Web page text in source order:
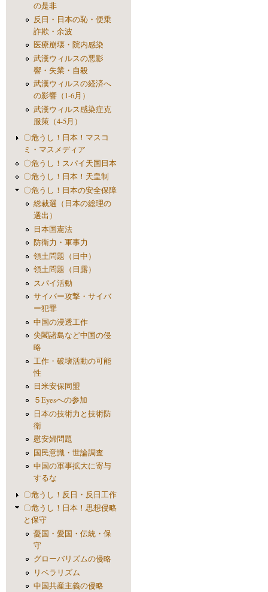
の是非
反日・日本の恥・便乗
詐欺・余波
医療崩壊・院内感染
武漢ウィルスの悪影
響・失業・自殺
武漢ウィルスの経済へ
の影響（1-6月）
武漢ウィルス感染症克
服策（4-5月）
〇危うし！日本！マスコ
ミ・マスメディア
〇危うし！スパイ天国日本
〇危うし！日本！天皇制
〇危うし！日本の安全保障
総裁選（日本の総理の
選出）
日本国憲法
防衛力・軍事力
領土問題（日中）
領土問題（日露）
スパイ活動
サイバー攻撃・サイバ
ー犯罪
中国の浸透工作
尖閣諸島など中国の侵
略
工作・破壊活動の可能
性
日米安保同盟
５Eyesへの参加
日本の技術力と技術防
衛
慰安婦問題
国民意識・世論調査
中国の軍事拡大に寄与
するな
〇危うし！反日・反日工作
〇危うし！日本！思想侵略
と保守
憂国・愛国・伝統・保
守
グローバリズムの侵略
リベラリズム
中国共産主義の侵略